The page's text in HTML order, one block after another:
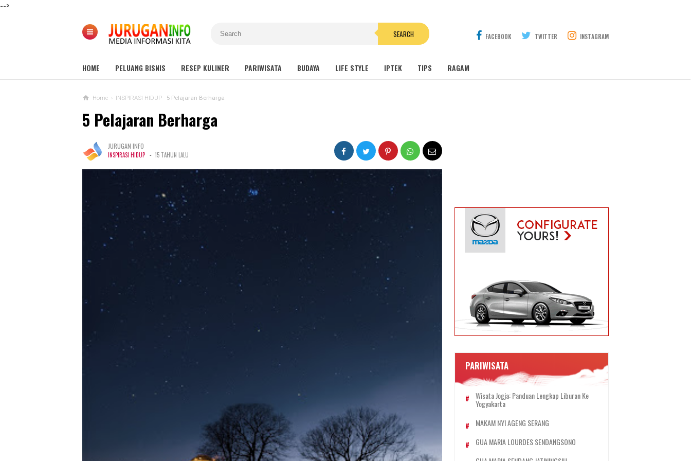
-->
SEARCH FACEBOOK TWITTER INSTAGRAM
HOME PELUANG BISNIS RESEP KULINER PARIWISATA BUDAYA LIFE STYLE IPTEK TIPS RAGAM
Home › INSPIRASI HIDUP 5 Pelajaran Berharga
5 Pelajaran Berharga
JURUGAN INFO
INSPIRASI HIDUP - 15 TAHUN LALU
PARIWISATA
Wisata Jogja: Panduan Lengkap Liburan Ke
Yogyakarta
MAKAM NYI AGENG SERANG
GUA MARIA LOURDES SENDANGSONO